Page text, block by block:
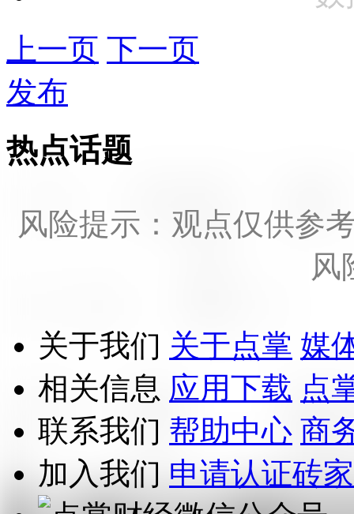
上一页 下一页
发布
热点话题
风险提示：观点仅供参
风
关于我们 关于点掌 媒
相关信息 应用下载 点
联系我们 帮助中心 商
加入我们 申请认证砖家